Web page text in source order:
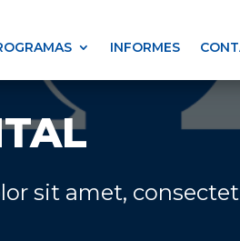
INFORMES
sit amet,